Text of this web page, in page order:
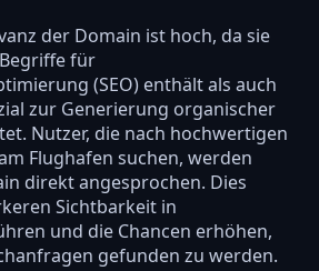
der Domain ist hoch, da sie
für
(SEO) enthält als auch
zur Generierung organischer
Nutzer, die nach hochwertigen
Flughafen suchen, werden
direkt angesprochen. Dies
Sichtbarkeit in
und die Chancen erhöhen,
gefunden zu werden.